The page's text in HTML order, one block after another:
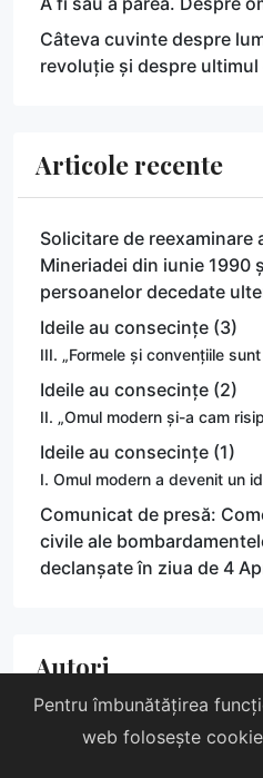
Câteva cuvinte despre
revoluție și despre ultimul
Articole recente
Solicitare de
Mineriadei din iunie 1990
persoanelor decedate
Ideile au consecințe (3)
III. „Formele și convențiile
Ideile au consecințe (2)
II. „Omul modern și-a cam
Ideile au consecințe (1)
I. Omul modern a devenit un
Comunicat de presă:
civile ale
declanșate în ziua de 4
Autori
Adrian Botez Adrian G.
Pentru îmbunătățirea
web folosește